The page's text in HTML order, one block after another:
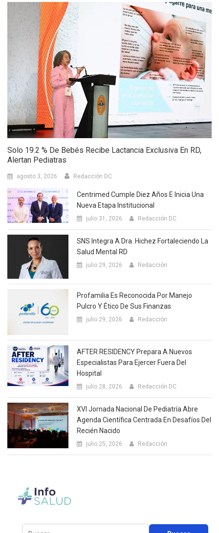
Solo 19.2 % De Bebés Recibe Lactancia Exclusiva En RD,
Alertan Pediatras
agosto 3, 2026 Redacción DC
Centrimed Cumple Diez Años E Inicia Una
Nueva Etapa Institucional
julio 31, 2026 Redacción DC
SNS Integra A Dra. Hichez Fortaleciendo La
Salud Mental RD
julio 29, 2026 Redacción
Profamilia Es Reconocida Por Manejo
Pulcro Y Ético De Sus Finanzas
julio 29, 2026 Redacción
AFTER RESIDENCY Prepara A Nuevos
Especialistas Para Ejercer Fuera Del
Hospital
julio 28, 2026 Redacción DC
XVI Jornada Nacional De Pediatría Abre
Agenda Científica Centrada En Desafíos Del
Recién Nacido
julio 25, 2026 Redacción
Buscar: